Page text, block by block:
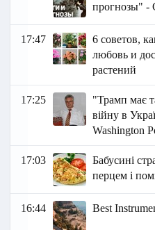
прогнозы" -
17:47
6 советов,
любовь и
растений
17:25
"Трамп має
війну в
Washington
17:03
Бабусині
перцем і
16:44 Best